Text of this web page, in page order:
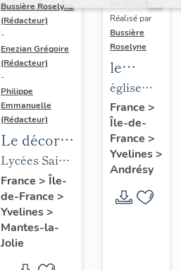
Bussière Roselyne
(Rédacteur)
-
Enezian Grégoire
(Rédacteur)
-
Philippe
Emmanuelle
(Rédacteur)
Le décor
des lycées
de Mantes
Lycées Saint-
Exupéry et
Jean Rostand
France > Île-
de-France >
Yvelines>
Mantes-la-
Jolie
Réalisé par
Bussière
Roselyne
le
mobilier
de
l'église
Saint-
Germain-
de-
Paris
église
paroissiale
Saint-
Germain
France >
Île-de-
France >
Yvelines>
Andrésy